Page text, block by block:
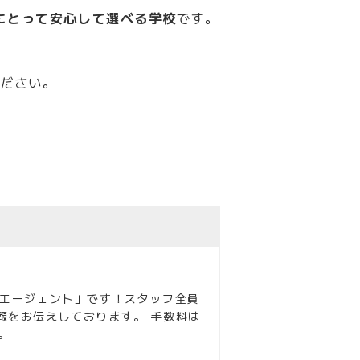
って安心して選べる学校です。
さい。
ージェント」です！スタッフ全員
をお伝えしております。 手数料は